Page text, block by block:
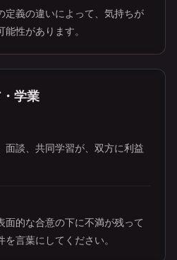
定義の違いによって、気持ちが
性があります。
学業
面談、共同学習が、双方に利益
面的な合意の下に不満が残って
言葉にしてください。